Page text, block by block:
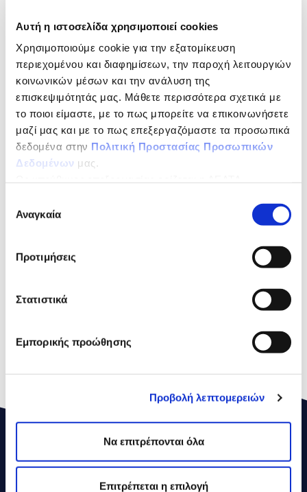
Αυτή η ιστοσελίδα χρησιμοποιεί cookies
Χρησιμοποιούμε cookie για την εξατομίκευση
περιεχομένου και διαφημίσεων, την παροχή λειτουργιών
κοινωνικών μέσων και την ανάλυση της
επισκεψιμότητάς μας. Μάθετε περισσότερα σχετικά με
το ποιοι είμαστε, με το πως μπορείτε να επικοινωνήσετε
μαζί μας και με το πως επεξεργαζόμαστε τα προσωπικά
δεδομένα στην Πολιτική Προστασίας Προσωπικών
Δεδομένων μας.
συγκατάθεσης
Αναγκαία
Προτιμήσεις
Στατιστικά
Εμπορικής προώθησης
Προβολή λεπτομερειών
Να επιτρέπονται όλα
Επιτρέπεται η επιλογή
Γεύση παράδοσης με την ποιότητα της ΔΕΛΤΑ
Αυθεντικές γεύσεις ελληνικών τυριών που παράγονται
από 100% ελληνικό, παστεριωμένο, αιγοπρόβειο γάλα
και αυθεντικές ελληνικές συνταγές που χαρίζουν
ασύγκριτη γεύση.
ΔΙΑΤΡΟΦΙΚΗ ΔΗΛΩΣΗ
ανά 100 g
Ενέργεια
1538kJ/371Kcal
Λιπαρά
Kορεσµένα Λιπαρά
21,0g
Υδατάνθρακες
0,2g
εκ των οποίων
0,2g
Πρωτεΐνες
25,0g
ΔΕΛΤΑΣΥΝΤΑΓΕΣ